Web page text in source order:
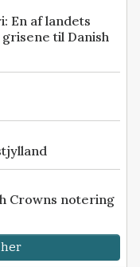
En af landets
til Danish
Crowns notering